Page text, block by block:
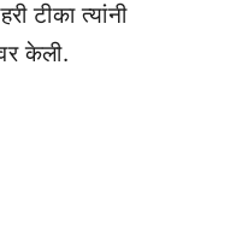
टीका त्यांनी
केली.